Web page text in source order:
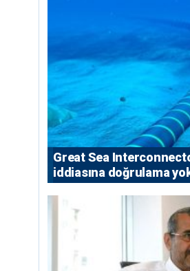
Great Sea
iddiasına doğrulama